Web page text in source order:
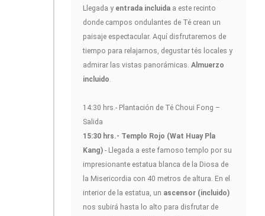
Llegada y entrada incluida a este recinto
donde campos ondulantes de Té crean un
paisaje espectacular. Aquí disfrutaremos de
tiempo para relajarnos, degustar tés locales y
admirar las vistas panorámicas. Almuerzo
incluido
14:30 hrs.- Plantación de Té Choui Fong –
Salida
15:30 hrs.- Templo Rojo (Wat Huay Pla
Kang) - Llegada a este famoso templo por su
impresionante estatua blanca de la Diosa de
la Misericordia con 40 metros de altura. En el
interior de la estatua, un ascensor (incluido)
nos subirá hasta lo alto para disfrutar de